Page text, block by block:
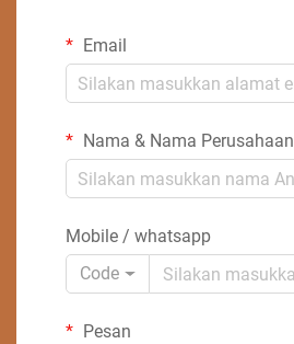
Email
Nama & Nama Perusahaan
Mobile / whatsapp
Code
Pesan